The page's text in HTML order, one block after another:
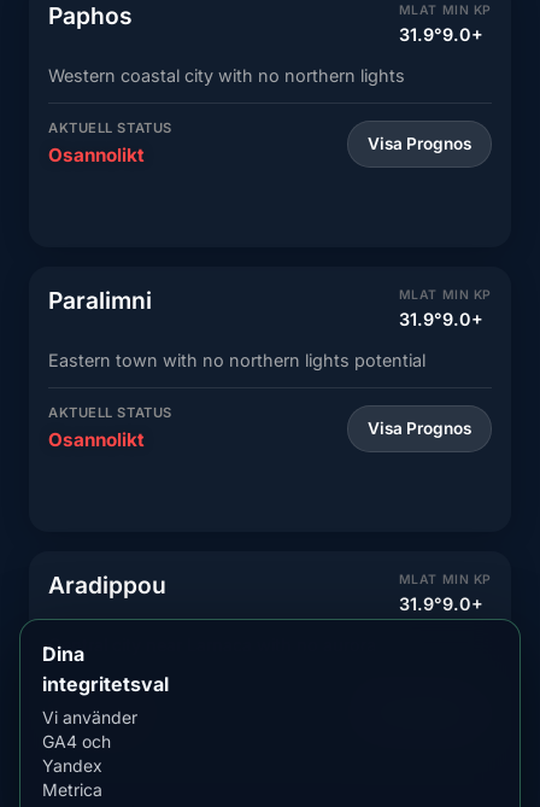
Paphos MLAT
31.9°
MIN KP
9.0+
Western coastal city with no northern lights
AKTUELL STATUS
Osannolikt Visa Prognos
Paralimni MLAT
31.9°
MIN KP
9.0+
Eastern town with no northern lights potential
AKTUELL STATUS
Osannolikt Visa Prognos
Aradippou MLAT
31.9°
MIN KP
9.0+
Central city near Larnaca with no aurora
AKTUELL STATUS
Osannolikt
Dina
integritetsval
Vi använder
GA4 och
Yandex
Metrica